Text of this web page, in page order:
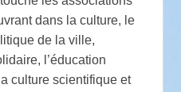
dans la culture, le
de la ville,
l’éducation
culture scientifique et